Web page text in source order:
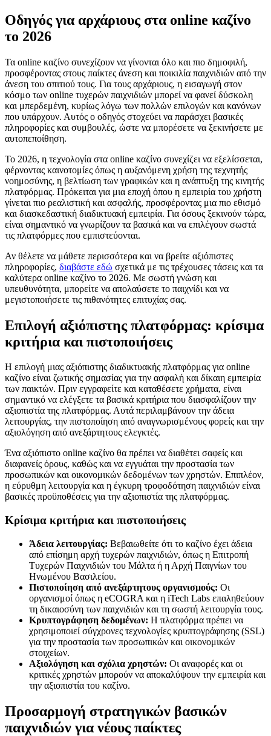
Οδηγός για αρχάριους στα online καζίνο
το 2026
Τα online καζίνο συνεχίζουν να γίνονται όλο και πιο δημοφιλή,
προσφέροντας στους παίκτες άνεση και ποικιλία παιχνιδιών από την
άνεση του σπιτιού τους. Για τους αρχάριους, η εισαγωγή στον
κόσμο των online τυχερών παιχνιδιών μπορεί να φανεί δύσκολη
και μπερδεμένη, κυρίως λόγω των πολλών επιλογών και κανόνων
που υπάρχουν. Αυτός ο οδηγός στοχεύει να παράσχει βασικές
πληροφορίες και συμβουλές, ώστε να μπορέσετε να ξεκινήσετε με
αυτοπεποίθηση.
Το 2026, η τεχνολογία στα online καζίνο συνεχίζει να εξελίσσεται,
φέρνοντας καινοτομίες όπως η αυξανόμενη χρήση της τεχνητής
νοημοσύνης, η βελτίωση των γραφικών και η ανάπτυξη της κινητής
πλατφόρμας. Πρόκειται για μια εποχή όπου η εμπειρία του χρήστη
γίνεται πιο ρεαλιστική και ασφαλής, προσφέροντας μια πιο εθισμό
και διασκεδαστική διαδικτυακή εμπειρία. Για όσους ξεκινούν τώρα,
είναι σημαντικό να γνωρίζουν τα βασικά και να επιλέγουν σωστά
τις πλατφόρμες που εμπιστεύονται.
Αν θέλετε να μάθετε περισσότερα και να βρείτε αξιόπιστες
πληροφορίες, διαβάστε εδώ σχετικά με τις τρέχουσες τάσεις και τα
καλύτερα online καζίνο το 2026. Με σωστή γνώση και
υπευθυνότητα, μπορείτε να απολαύσετε το παιχνίδι και να
μεγιστοποιήσετε τις πιθανότητες επιτυχίας σας.
Επιλογή αξιόπιστης πλατφόρμας: κρίσιμα
κριτήρια και πιστοποιήσεις
Η επιλογή μιας αξιόπιστης διαδικτυακής πλατφόρμας για online
καζίνο είναι ζωτικής σημασίας για την ασφαλή και δίκαιη εμπειρία
των παικτών. Πριν εγγραφείτε και καταθέσετε χρήματα, είναι
σημαντικό να ελέγξετε τα βασικά κριτήρια που διασφαλίζουν την
αξιοπιστία της πλατφόρμας. Αυτά περιλαμβάνουν την άδεια
λειτουργίας, την πιστοποίηση από αναγνωρισμένους φορείς και την
αξιολόγηση από ανεξάρτητους ελεγκτές.
Ένα αξιόπιστο online καζίνο θα πρέπει να διαθέτει σαφείς και
διαφανείς όρους, καθώς και να εγγυάται την προστασία των
προσωπικών και οικονομικών δεδομένων των χρηστών. Επιπλέον,
η εύρυθμη λειτουργία και η έγκυρη τροφοδότηση παιχνιδιών είναι
βασικές προϋποθέσεις για την αξιοπιστία της πλατφόρμας.
Κρίσιμα κριτήρια και πιστοποιήσεις
Άδεια λειτουργίας: Βεβαιωθείτε ότι το καζίνο έχει άδεια
από επίσημη αρχή τυχερών παιχνιδιών, όπως η Επιτροπή
Τυχερών Παιχνιδιών του Μάλτα ή η Αρχή Παιγνίων του
Ηνωμένου Βασιλείου.
Πιστοποίηση από ανεξάρτητους οργανισμούς: Οι
οργανισμοί όπως η eCOGRA και η iTech Labs επαληθεύουν
τη δικαιοσύνη των παιχνιδιών και τη σωστή λειτουργία τους.
Κρυπτογράφηση δεδομένων: Η πλατφόρμα πρέπει να
χρησιμοποιεί σύγχρονες τεχνολογίες κρυπτογράφησης (SSL)
για την προστασία των προσωπικών και οικονομικών
στοιχείων.
Αξιολόγηση και σχόλια χρηστών: Οι αναφορές και οι
κριτικές χρηστών μπορούν να αποκαλύψουν την εμπειρία και
την αξιοπιστία του καζίνο.
Προσαρμογή στρατηγικών βασικών
παιχνιδιών για νέους παίκτες